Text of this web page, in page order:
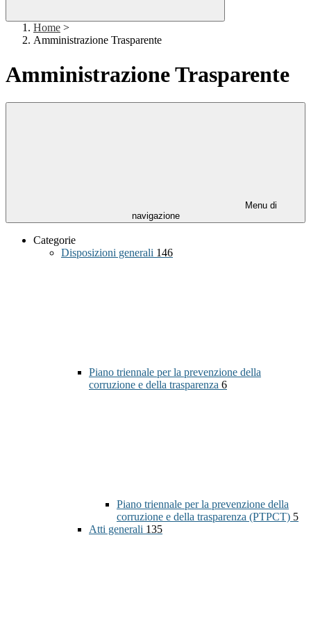
Home >
Amministrazione Trasparente
Amministrazione Trasparente
Menu di
navigazione
Categorie
Disposizioni generali 146
Piano triennale per la prevenzione della
corruzione e della trasparenza 6
Piano triennale per la prevenzione della
corruzione e della trasparenza (PTPCT) 5
Atti generali 135